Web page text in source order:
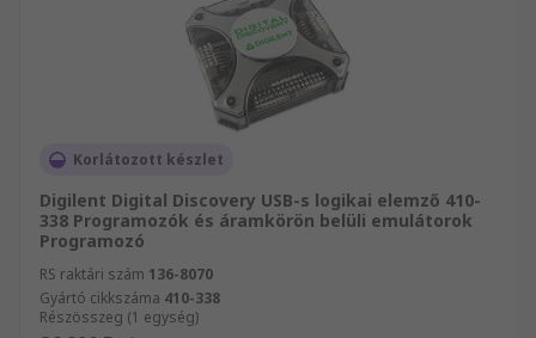
Korlátozott készlet
Digilent Digital Discovery USB-s logikai elemző 410-
338 Programozók és áramkörön belüli emulátorok
Programozó
RS raktári szám 136-8070
Gyártó cikkszáma 410-338
Részösszeg (1 egység)